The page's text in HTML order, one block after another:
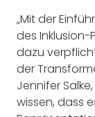
„Mit der
des
dazu
der
Jennifer
wissen, dass